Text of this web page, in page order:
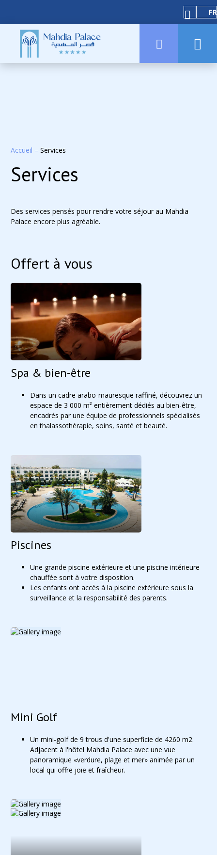
FR
Accueil –Services
Services
Des services pensés pour rendre votre séjour au Mahdia
Palace encore plus agréable.
Offert à vous
Spa & bien-être
Dans un cadre arabo-mauresque raffiné, découvrez un
espace de 3 000 m² entièrement dédiés au bien-être,
encadrés par une équipe de professionnels spécialisés
en thalassothérapie, soins, santé et beauté.
Piscines
Une grande piscine extérieure et une piscine intérieure
chauffée sont à votre disposition.
Les enfants ont accès à la piscine extérieure sous la
surveillance et la responsabilité des parents.
Mini Golf
Un mini-golf de 9 trous d'une superficie de 4260 m2.
Adjacent à l'hôtel Mahdia Palace avec une vue
panoramique «verdure, plage et mer» animée par un
local qui offre joie et fraîcheur.